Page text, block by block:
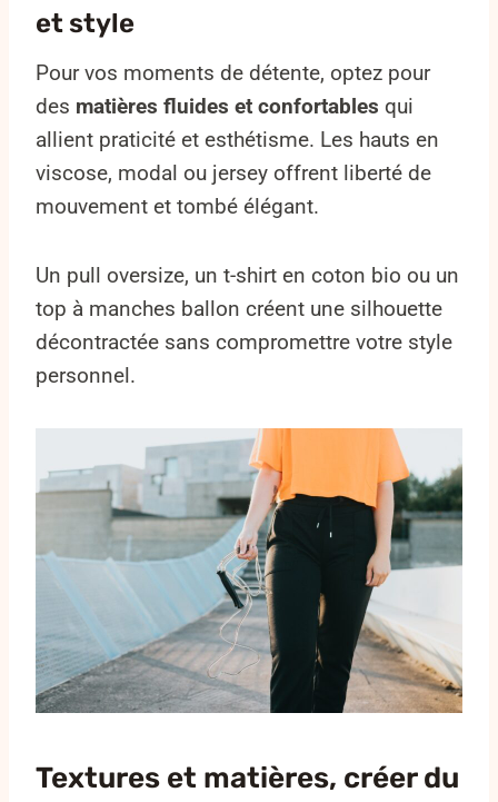
et style
Pour vos moments de détente, optez pour
des matières fluides et confortables qui
allient praticité et esthétisme. Les hauts en
viscose, modal ou jersey offrent liberté de
mouvement et tombé élégant.
Un pull oversize, un t-shirt en coton bio ou un
top à manches ballon créent une silhouette
décontractée sans compromettre votre style
personnel.
Textures et matières, créer du